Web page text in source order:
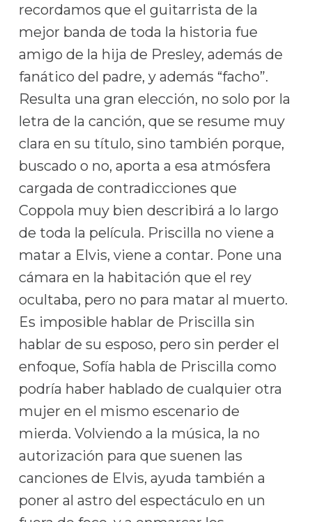
recordamos que el guitarrista de la
mejor banda de toda la historia fue
amigo de la hija de Presley, además de
fanático del padre, y además “facho”.
Resulta una gran elección, no solo por la
letra de la canción, que se resume muy
clara en su título, sino también porque,
buscado o no, aporta a esa atmósfera
cargada de contradicciones que
Coppola muy bien describirá a lo largo
de toda la película. Priscilla no viene a
matar a Elvis, viene a contar. Pone una
cámara en la habitación que el rey
ocultaba, pero no para matar al muerto.
Es imposible hablar de Priscilla sin
hablar de su esposo, pero sin perder el
enfoque, Sofía habla de Priscilla como
podría haber hablado de cualquier otra
mujer en el mismo escenario de
mierda. Volviendo a la música, la no
autorización para que suenen las
canciones de Elvis, ayuda también a
poner al astro del espectáculo en un